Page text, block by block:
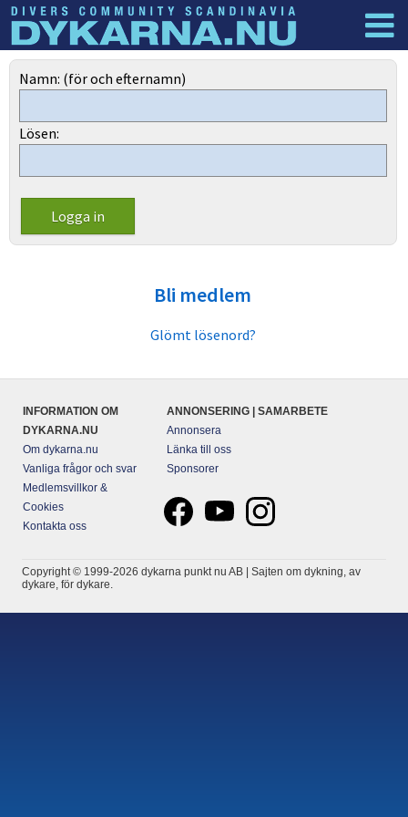
Dyknyheter
Namn: (för och efternamn)
Lösen:
Bli medlem
Glömt lösenord?
INFORMATION OM
DYKARNA.NU
Om dykarna.nu
Vanliga frågor och svar
Medlemsvillkor &
Cookies
Kontakta oss
ANNONSERING | SAMARBETE
Annonsera
Länka till oss
Sponsorer
Copyright © 1999-2026 dykarna punkt nu AB | Sajten om dykning, av
dykare, för dykare.